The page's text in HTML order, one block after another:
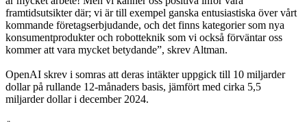
framtidsutsikter där; vi är till exempel ganska entusiastiska över vårt
kommande företagserbjudande, och det finns kategorier som nya
konsumentprodukter och robotteknik som vi också förväntar oss
kommer att vara mycket betydande”, skrev Altman.
OpenAI skrev i somras att deras intäkter uppgick till 10 miljarder
dollar på rullande 12-månaders basis, jämfört med cirka 5,5
miljarder dollar i december 2024.